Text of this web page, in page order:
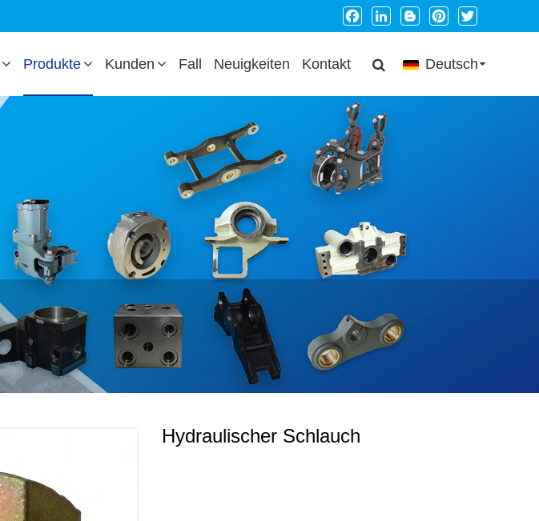
Facebook
LinkedInBloggerPinterestTwitter
Produkte Kunden Fall Neuigkeiten Kontakt Deutsch
Hydraulischer Schlauch